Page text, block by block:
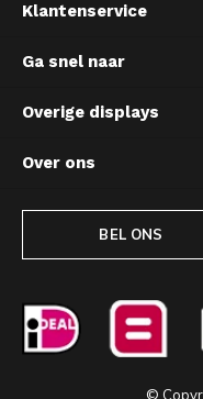
Klantenservice
Ga snel naar
Overige displays
Over ons
BEL ONS
©